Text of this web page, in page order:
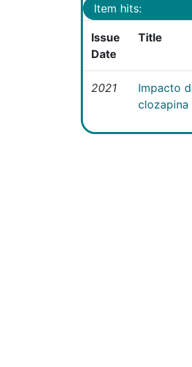
Item hits:
Issue
Date
Title
2021
Impacto